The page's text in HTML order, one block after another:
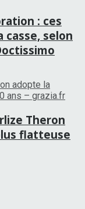
: ces
selon
Theron
flatteuse